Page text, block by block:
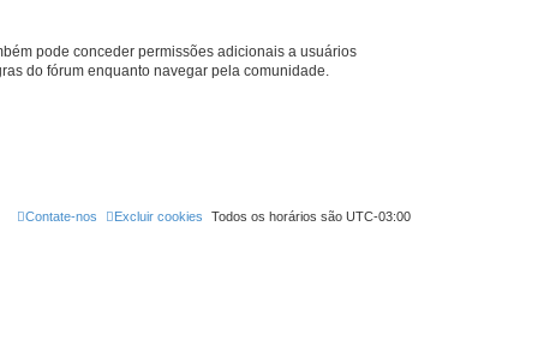
pode conceder permissões adicionais a usuários
do fórum enquanto navegar pela comunidade.
Todos os horários são UTC-03:00
Excluir cookies
Contate-nos